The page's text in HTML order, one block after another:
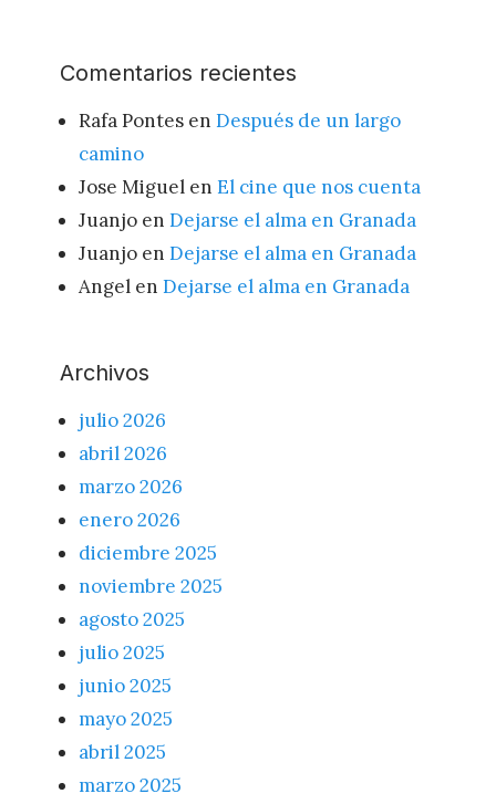
Comentarios recientes
Rafa Pontes en Después de un largo
camino
Jose Miguel en El cine que nos cuenta
Juanjo en Dejarse el alma en Granada
Juanjo en Dejarse el alma en Granada
Angel en Dejarse el alma en Granada
Archivos
julio 2026
abril 2026
marzo 2026
enero 2026
diciembre 2025
noviembre 2025
agosto 2025
julio 2025
junio 2025
mayo 2025
abril 2025
marzo 2025